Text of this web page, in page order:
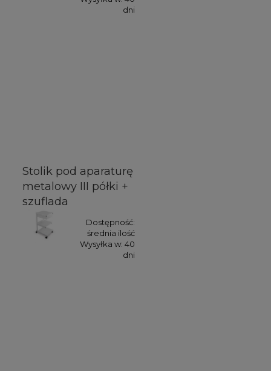
dni
Stolik pod aparaturę
metalowy III półki +
szuflada
Dostępność:
średnia ilość
Wysyłka w: 40
dni